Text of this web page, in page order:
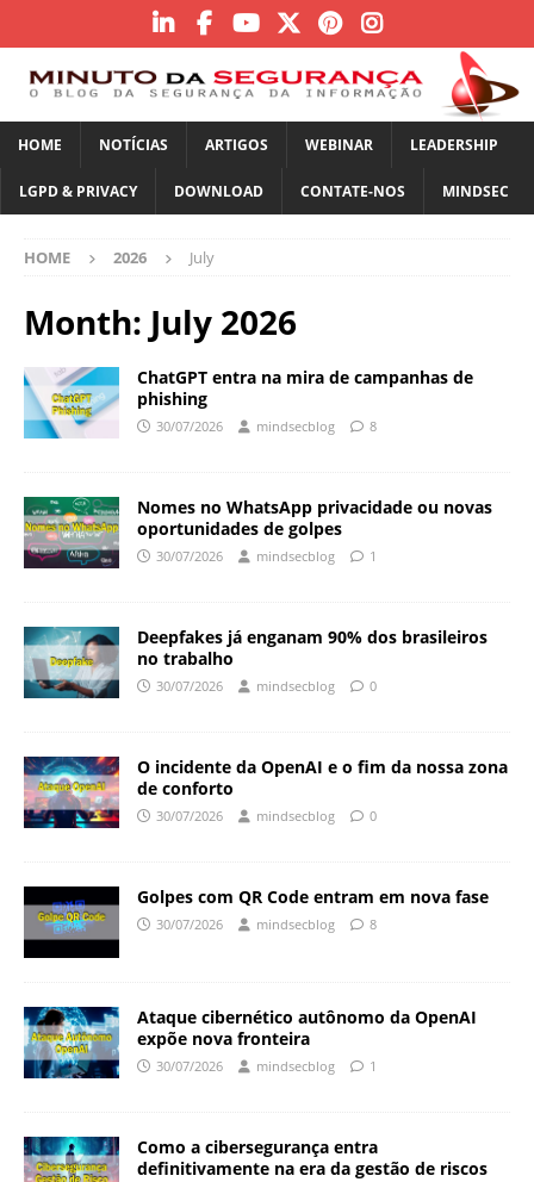
HOME NOTÍCIAS ARTIGOS WEBINAR LEADERSHIP
LGPD & PRIVACY DOWNLOAD CONTATE-NOS MINDSEC
HOME 2026 July
Month: July 2026
ChatGPT entra na mira de campanhas de
phishing
30/07/2026 mindsecblog 8
Nomes no WhatsApp privacidade ou novas
oportunidades de golpes
30/07/2026 mindsecblog 1
Deepfakes já enganam 90% dos brasileiros
no trabalho
30/07/2026 mindsecblog 0
O incidente da OpenAI e o fim da nossa zona
de conforto
30/07/2026 mindsecblog 0
Golpes com QR Code entram em nova fase
30/07/2026 mindsecblog 8
Ataque cibernético autônomo da OpenAI
expõe nova fronteira
30/07/2026 mindsecblog 1
Como a cibersegurança entra
definitivamente na era da gestão de riscos